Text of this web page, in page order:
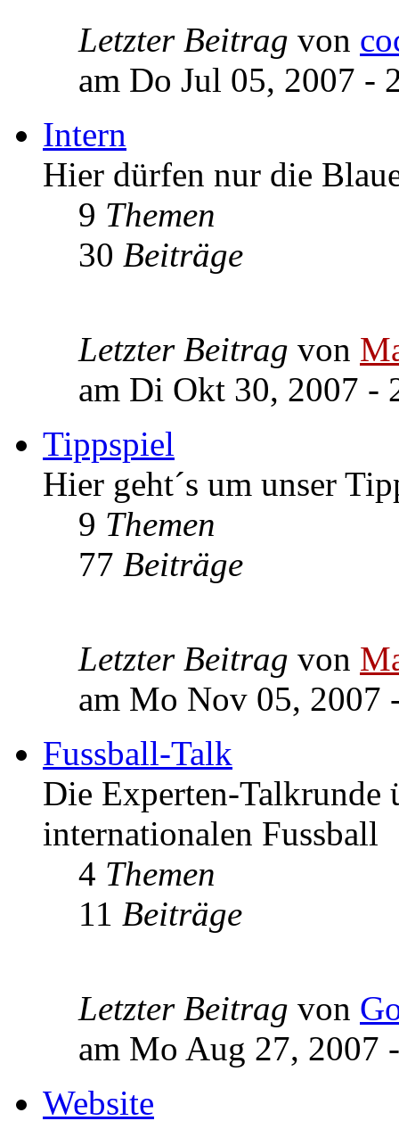
Letzter Beitrag von
am Do Jul 05, 2007 -
Intern
Hier dürfen nur die
9 Themen
30 Beiträge
Letzter Beitrag von
am Di Okt 30, 2007 -
Tippspiel
Hier geht´s um unser
9 Themen
77 Beiträge
Letzter Beitrag von
am Mo Nov 05, 2007
Fussball-Talk
Die Experten-Talkrunde
internationalen Fussball
4 Themen
11 Beiträge
Letzter Beitrag von
am Mo Aug 27, 2007
Website